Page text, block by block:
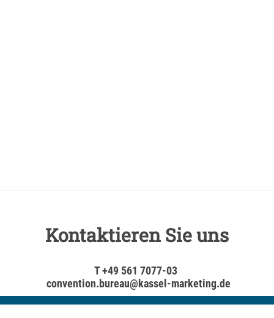
Kontaktieren Sie uns
T +49 561 7077-03
convention.bureau@kassel-marketing.de